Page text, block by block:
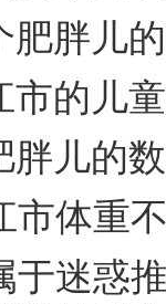
胖儿的
的儿童
儿的数
体重不
迷惑推